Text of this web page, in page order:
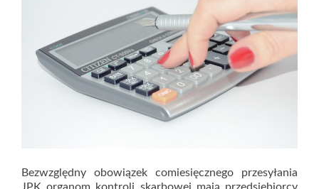
Bezwzględny obowiązek comiesięcznego przesyłania